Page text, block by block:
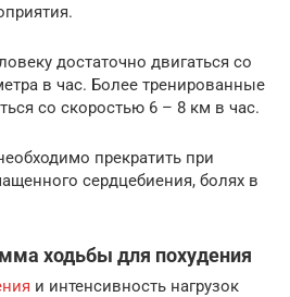
достаточно двигаться со
в час. Более тренированные
со скоростью 6 – 8 км в час.
прекратить при
сердцебиения, болях в
ходьбы для похудения
и интенсивность нагрузок